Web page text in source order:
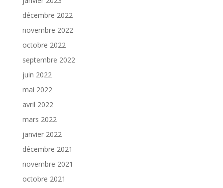
décembre 2022
novembre 2022
octobre 2022
septembre 2022
juin 2022
mai 2022
avril 2022
mars 2022
janvier 2022
décembre 2021
novembre 2021
octobre 2021